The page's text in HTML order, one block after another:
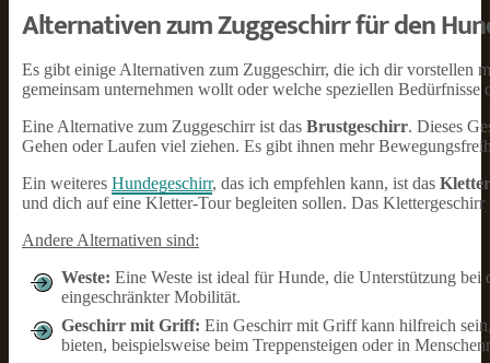
Alternativen zum Zuggeschirr für den
Es gibt einige Alternativen zum Zuggeschirr, die ich dir vorstellen
gemeinsam unternehmen wollt oder welche speziellen Bedürfnisse
Eine Alternative zum Zuggeschirr ist das Brustgeschirr. Dieses
Gehen oder Laufen viel ziehen. Es gibt ihnen mehr
Ein weiteres Hundegeschirr, das ich empfehlen kann, ist das
und dich auf eine Kletter-Tour begleiten sollen. Das
Andere Alternativen sind:
Weste: Eine Weste ist ideal für Hunde, die Unterstützung
eingeschränkter Mobilität.
Geschirr mit Griff: Ein Geschirr mit Griff kann hilfreich
bieten, beispielsweise beim Treppensteigen oder in